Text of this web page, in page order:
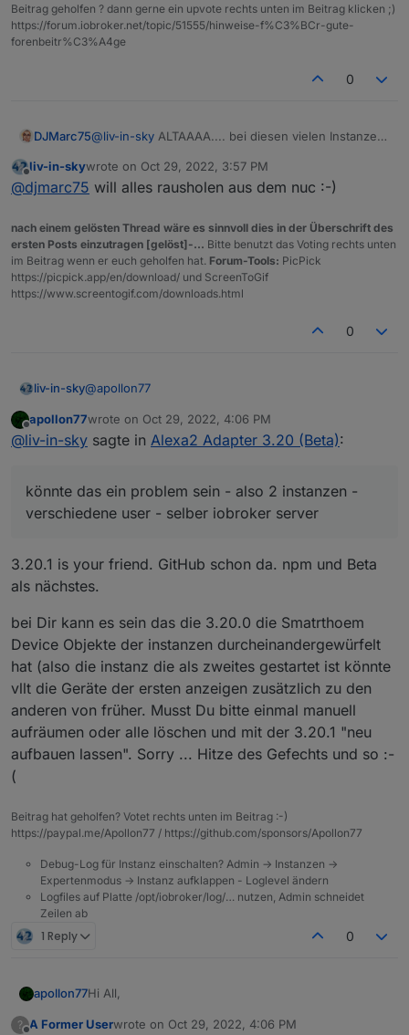
Beitrag geholfen ? dann gerne ein upvote rechts unten im Beitrag klicken ;)
https://forum.iobroker.net/topic/51555/hinweise-f%C3%BCr-gute-
forenbeitr%C3%A4ge
0
DJMarc75@liv-in-sky ALTAAAA.... bei diesen vielen Instanzen
Offline
liv-in-skywrote on Oct 29, 2022, 3:57 PM
last edited by
@djmarc75 will alles rausholen aus dem nuc :-)
nach einem gelösten Thread wäre es sinnvoll dies in der Überschrift des
ersten Posts einzutragen [gelöst]-... Bitte benutzt das Voting rechts unten
im Beitrag wenn er euch geholfen hat. Forum-Tools: PicPick
https://picpick.app/en/download/ und ScreenToGif
https://www.screentogif.com/downloads.html
0
liv-in-sky@apollon77
das gibt es ja nicht - jetzt ist der adapter auf debug
und neugestartet - jetzt ist der dp wieder da und
könnte das ein problem sein - also 2 instanzen -
verschiedene user - selber iobroker server
Offline
apollon77wrote on Oct 29, 2022, 4:06 PM
last edited by
@liv-in-sky sagte in Alexa2 Adapter 3.20 (Beta):
könnte das ein problem sein - also 2 instanzen -
verschiedene user - selber iobroker server
3.20.1 is your friend. GitHub schon da. npm und Beta
als nächstes.
bei Dir kann es sein das die 3.20.0 die Smatrthoem
Device Objekte der instanzen durcheinandergewürfelt
hat (also die instanz die als zweites gestartet ist könnte
vllt die Geräte der ersten anzeigen zusätzlich zu den
anderen von früher. Musst Du bitte einmal manuell
aufräumen oder alle löschen und mit der 3.20.1 "neu
aufbauen lassen". Sorry ... Hitze des Gefechts und so :-
(
Beitrag hat geholfen? Votet rechts unten im Beitrag :-)
https://paypal.me/Apollon77 / https://github.com/sponsors/Apollon77
Debug-Log für Instanz einschalten? Admin -> Instanzen ->
Expertenmodus -> Instanz aufklappen - Loglevel ändern
Logfiles auf Platte /opt/iobroker/log/… nutzen, Admin schneidet
Zeilen ab
1 Reply 0
apollon77Hi All,
nachdem Amazon leider vorgestern wieder ein rate
? A Former Userwrote on Oct 29, 2022, 4:06 PM
last edited by